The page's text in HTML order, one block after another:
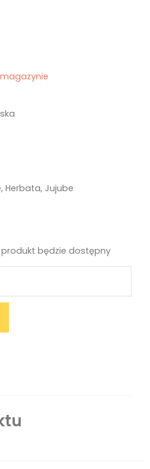
,Herbata, Jujube
będzie dostępny